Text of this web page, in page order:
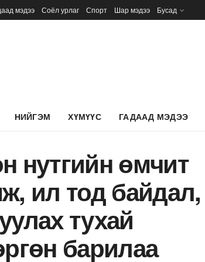
мэдээ Соёл урлаг Спорт Шар мэдээ Бусад
НИЙГЭМ ХҮМҮҮС ГАДААД МЭДЭЭ
нутгийн өмчит
ил тод байдал,
тухай
барилаа